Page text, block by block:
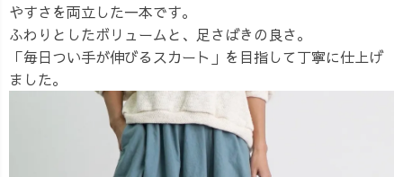
やすさを両立した一本です。
ふわりとしたボリュームと、足さばきの良さ。
「毎日つい手が伸びるスカート」を目指して丁寧に仕上げ
ました。